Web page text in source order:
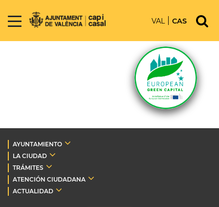
VAL CAS
AYUNTAMIENTO
LA CIUDAD
TRÁMITES
ATENCIÓN CIUDADANA
ACTUALIDAD